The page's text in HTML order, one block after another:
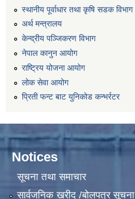
स्थानीय पूर्वाधार तथा कृषि सडक विभाग
अर्थ मन्त्रालय
केन्द्रीय पञ्जिकरण विभाग
नेपाल कानुन आयोग
राष्ट्रिय योजना आयोग
लोक सेवा आयोग
प्रिती फन्ट बाट युनिकोड कन्भर्रटर
Notices
सूचना तथा समाचार
सार्वजनिक खरीद /बोलपत्र सूचना